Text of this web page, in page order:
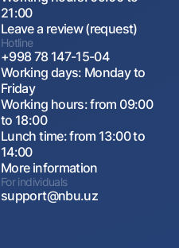
21:00
Leave a review (request)
Hotline
+998 78 147-15-04
Working days: Monday to
Friday
Working hours: from 09:00
to 18:00
Lunch time: from 13:00 to
14:00
More information
For individuals
support@nbu.uz